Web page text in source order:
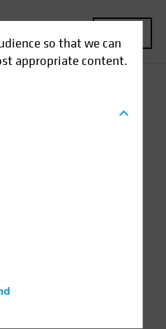
so that we can
appropriate content.
públicos como